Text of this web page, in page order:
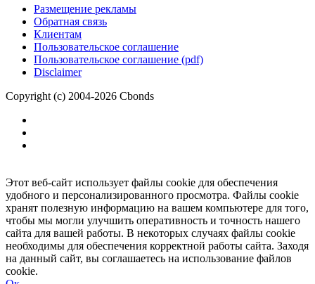
Размещение рекламы
Обратная связь
Клиентам
Пользовательское соглашение
Пользовательское соглашение (pdf)
Disclaimer
Copyright (c) 2004-2026 Cbonds
Этот веб-сайт использует файлы cookie для обеспечения
удобного и персонализированного просмотра. Файлы cookie
хранят полезную информацию на вашем компьютере для того,
чтобы мы могли улучшить оперативность и точность нашего
сайта для вашей работы. В некоторых случаях файлы cookie
необходимы для обеспечения корректной работы сайта. Заходя
на данный сайт, вы соглашаетесь на использование файлов
cookie.